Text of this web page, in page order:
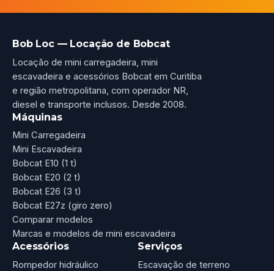
Bob Loc — Locação de Bobcat
Locação de mini carregadeira, mini
escavadeira e acessórios Bobcat em Curitiba
e região metropolitana, com operador NR,
diesel e transporte inclusos. Desde 2008.
Máquinas
Mini Carregadeira
Mini Escavadeira
Bobcat E10 (1 t)
Bobcat E20 (2 t)
Bobcat E26 (3 t)
Bobcat E27z (giro zero)
Comparar modelos
Marcas e modelos de mini escavadeira
Acessórios
Rompedor hidráulico
Serviços
Escavação de terreno